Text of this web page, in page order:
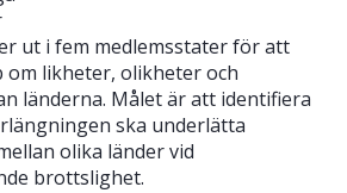
ut i fem medlemsstater för att
om likheter, olikheter och
länderna. Målet är att identifiera
ska underlätta
olika länder vid
brottslighet.